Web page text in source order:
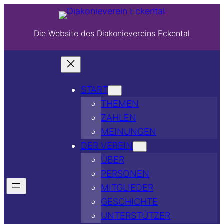
Die Website des Diakonievereins Eckental
START
THEMEN
ZAHLEN
MEINUNGEN
DER VEREIN
ÜBER
PERSONEN
MITGLIEDER
GESCHICHTE
UNTERSTÜTZER